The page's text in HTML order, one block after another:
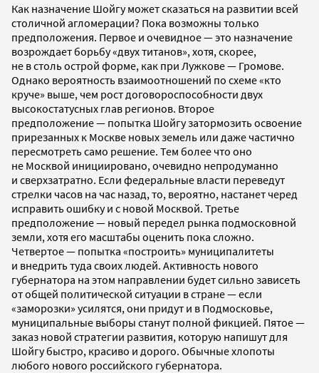
Как назначение Шойгу может сказаться на развитии всей
столичной агломерации? Пока возможны только
предположения. Первое и очевидное — это назначение
возрождает борьбу «двух титанов», хотя, скорее,
не в столь острой форме, как при Лужкове — Громове.
Однако вероятность взаимоотношений по схеме «кто
круче» выше, чем рост договороспособности двух
высокостатусных глав регионов. Второе
предположение — попытка Шойгу затормозить освоение
прирезанных к Москве новых земель или даже частично
пересмотреть само решение. Тем более что оно
не Москвой инициировано, очевидно непродуманно
и сверхзатратно. Если федеральные власти переведут
стрелки часов на час назад, то, вероятно, настанет черед
исправить ошибку и с новой Москвой. Третье
предположение — новый передел рынка подмосковной
земли, хотя его масштабы оценить пока сложно.
Четвертое — попытка «построить» муниципалитеты
и внедрить туда своих людей. Активность нового
губернатора на этом направлении будет сильно зависеть
от общей политической ситуации в стране — если
«заморозки» усилятся, они придут и в Подмосковье,
муниципальные выборы станут полной фикцией. Пятое —
заказ новой стратегии развития, которую напишут для
Шойгу быстро, красиво и дорого. Обычные хлопоты
любого нового российского губернатора.